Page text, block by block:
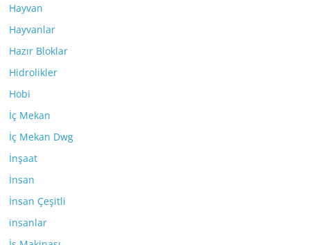
Hayvan
Hayvanlar
Hazır Bloklar
Hidrolikler
Hobi
İç Mekan
İç Mekan Dwg
İnşaat
İnsan
İnsan Çeşitli
insanlar